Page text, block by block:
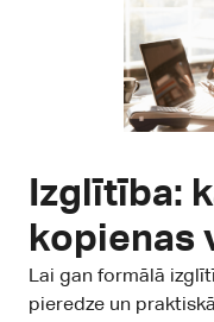
Izglītība:
kopienas
Lai gan formālā
pieredze un